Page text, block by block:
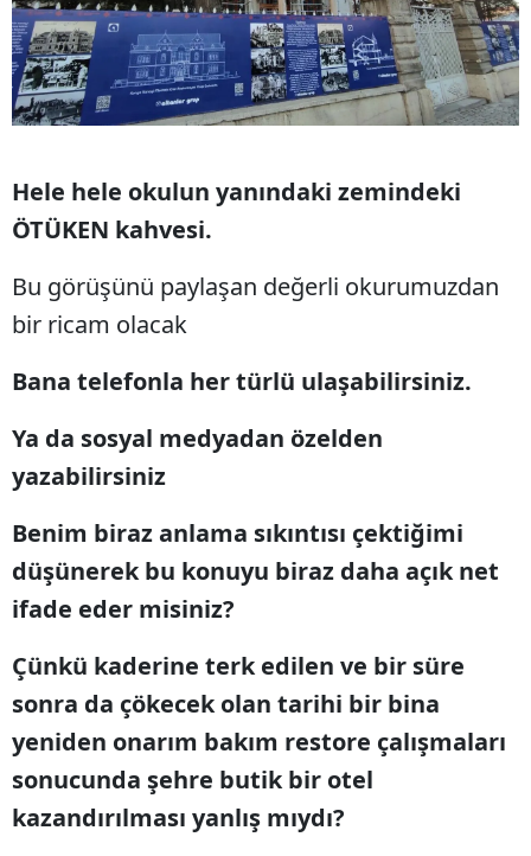
Hele hele okulun yanındaki zemindeki
ÖTÜKEN kahvesi.
Bu görüşünü paylaşan değerli okurumuzdan
bir ricam olacak
Bana telefonla her türlü ulaşabilirsiniz.
Ya da sosyal medyadan özelden
yazabilirsiniz
Benim biraz anlama sıkıntısı çektiğimi
düşünerek bu konuyu biraz daha açık net
ifade eder misiniz?
Çünkü kaderine terk edilen ve bir süre
sonra da çökecek olan tarihi bir bina
yeniden onarım bakım restore çalışmaları
sonucunda şehre butik bir otel
kazandırılması yanlış mıydı?